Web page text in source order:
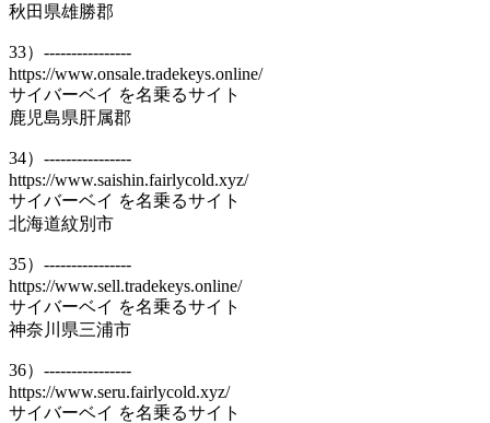
秋田県雄勝郡
33）----------------
https://www.onsale.tradekeys.online/
サイバーベイ を名乗るサイト
鹿児島県肝属郡
34）----------------
https://www.saishin.fairlycold.xyz/
サイバーベイ を名乗るサイト
北海道紋別市
35）----------------
https://www.sell.tradekeys.online/
サイバーベイ を名乗るサイト
神奈川県三浦市
36）----------------
https://www.seru.fairlycold.xyz/
サイバーベイ を名乗るサイト